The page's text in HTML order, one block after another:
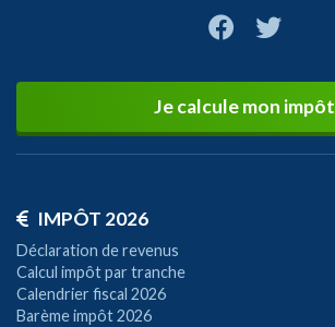
Je calcule mon impôt
IMPÔT 2026
Déclaration de revenus
Calcul impôt par tranche
Calendrier fiscal 2026
Barème impôt 2026